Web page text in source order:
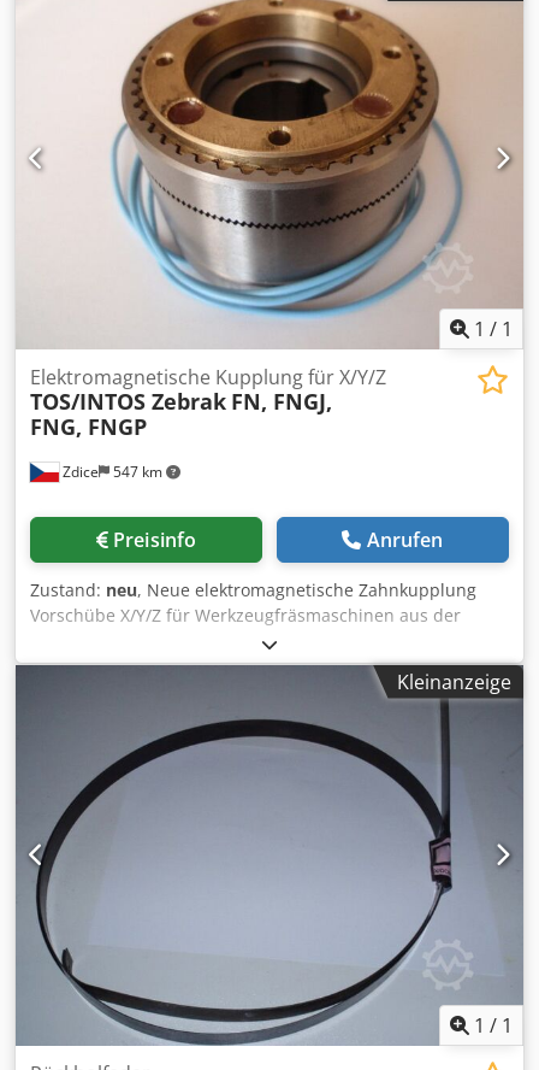
1 / 1
Zdice 547 km
Elektromagnetische Kupplung für X/Y/Z
TOS/INTOS Zebrak FN, FNGJ,
FNG, FNGP
Preisinfo Anrufen
Zustand: neu, Neue elektromagnetische Zahnkupplung
Vorschübe X/Y/Z für Werkzeugfräsmaschinen aus der
Produktion von TOS/INTOS Žebrák der Baureihen
FNG/FNGJ/FNGP. Bei Anfragen bitte den genauen
Maschinentyp angeben. Weitere Ersatzteile lieferbar.Kleinanzeige
1 / 1